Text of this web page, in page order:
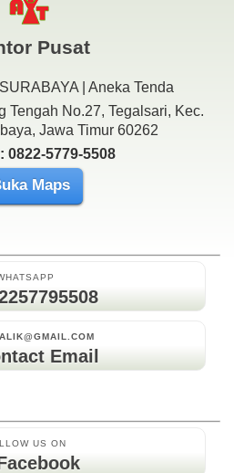
Pusat
| Aneka Tenda
Tengah No.27, Tegalsari, Kec.
Jawa Timur 60262
0822-5779-5508
Maps
Email
US ON